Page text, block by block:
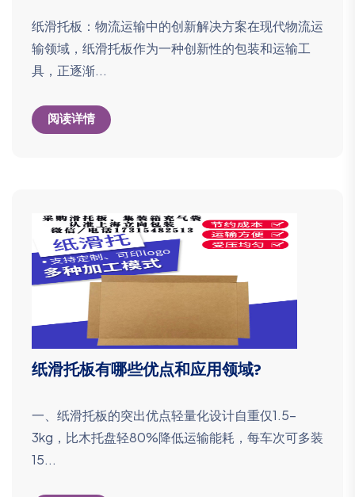
纸滑托板：物流运输中的创新解决方案在现代物流运
输领域，纸滑托板作为一种创新性的包装和运输工
具，正逐渐...
阅读详情
纸滑托板有哪些优点和应用领域?
一、纸滑托板的突出优点轻量化设计自重仅1.5-
3kg，比木托盘轻80%降低运输能耗，每车次可多装
15...